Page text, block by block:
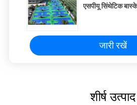
एसपीयू सिंथेटिक
जारी रखें
शीर्ष उत्पाद